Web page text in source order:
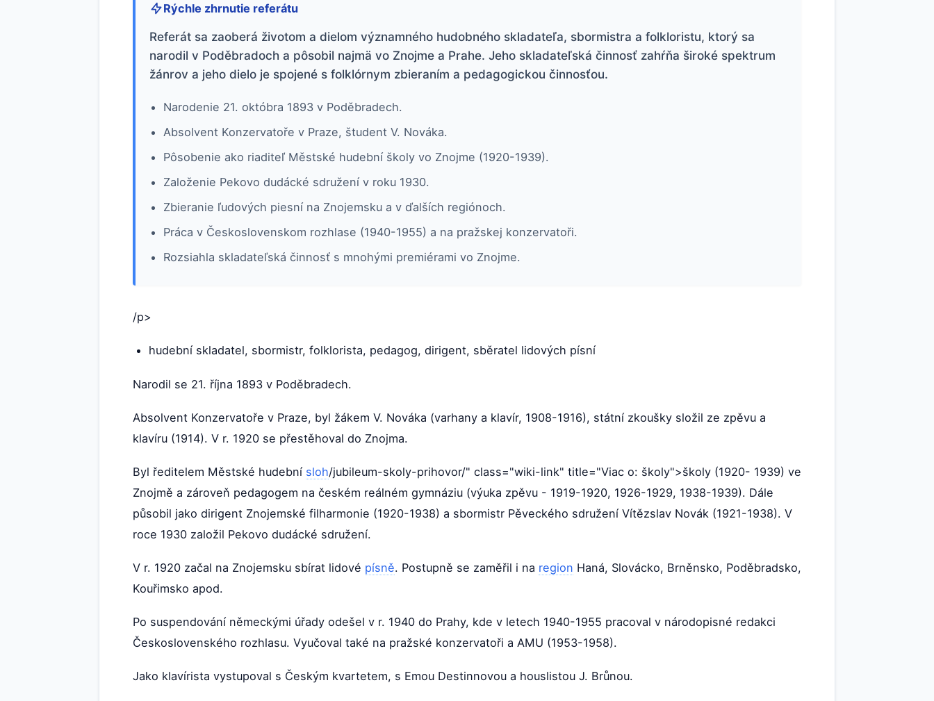
Rýchle zhrnutie referátu
Referát sa zaoberá životom a dielom významného hudobného skladateľa, sbormistra a folkloristu, ktorý sa
narodil v Poděbradoch a pôsobil najmä vo Znojme a Prahe. Jeho skladateľská činnosť zahŕňa široké spektrum
žánrov a jeho dielo je spojené s folklórnym zbieraním a pedagogickou činnosťou.
Narodenie 21. októbra 1893 v Poděbradech.
Absolvent Konzervatoře v Praze, študent V. Nováka.
Pôsobenie ako riaditeľ Městské hudební školy vo Znojme (1920-1939).
Založenie Pekovo dudácké sdružení v roku 1930.
Zbieranie ľudových piesní na Znojemsku a v ďalších regiónoch.
Práca v Československom rozhlase (1940-1955) a na pražskej konzervatoři.
Rozsiahla skladateľská činnosť s mnohými premiérami vo Znojme.
/p>
hudební skladatel, sbormistr, folklorista, pedagog, dirigent, sběratel lidových písní
Narodil se 21. října 1893 v Poděbradech.
Absolvent Konzervatoře v Praze, byl žákem V. Nováka (varhany a klavír, 1908-1916), státní zkoušky složil ze zpěvu a
klavíru (1914). V r. 1920 se přestěhoval do Znojma.
Byl ředitelem Městské hudební sloh/jubileum-skoly-prihovor/" class="wiki-link" title="Viac o: školy">školy (1920- 1939) ve
Znojmě a zároveň pedagogem na českém reálném gymnáziu (výuka zpěvu - 1919-1920, 1926-1929, 1938-1939). Dále
působil jako dirigent Znojemské filharmonie (1920-1938) a sbormistr Pěveckého sdružení Vítězslav Novák (1921-1938). V
roce 1930 založil Pekovo dudácké sdružení.
V r. 1920 začal na Znojemsku sbírat lidové písně. Postupně se zaměřil i na region Haná, Slovácko, Brněnsko, Poděbradsko,
Kouřimsko apod.
Po suspendování německými úřady odešel v r. 1940 do Prahy, kde v letech 1940-1955 pracoval v národopisné redakci
Československého rozhlasu. Vyučoval také na pražské konzervatoři a AMU (1953-1958).
Jako klavírista vystupoval s Českým kvartetem, s Emou Destinnovou a houslistou J. Brůnou.